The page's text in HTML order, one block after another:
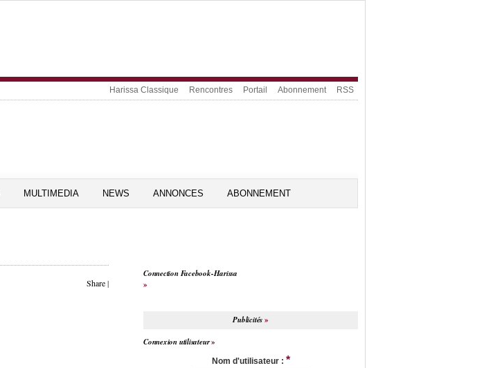
Harissa Classique Rencontres Portail Abonnement RSS
MULTIMEDIA NEWS ANNONCES ABONNEMENT
Share|
Connection Facebook-Harissa
Publicités
Connexion utilisateur
Nom d'utilisateur : *